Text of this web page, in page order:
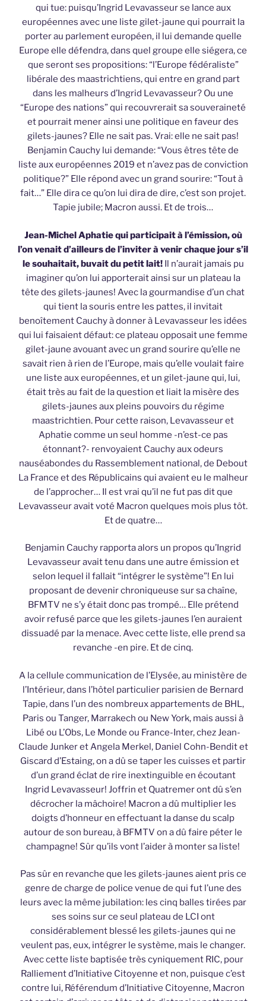
qui tue: puisqu’Ingrid Levavasseur se lance aux
européennes avec une liste gilet-jaune qui pourrait la
porter au parlement européen, il lui demande quelle
Europe elle défendra, dans quel groupe elle siégera, ce
que seront ses propositions: “l’Europe fédéraliste”
libérale des maastrichtiens, qui entre en grand part
dans les malheurs d’Ingrid Levavasseur? Ou une
“Europe des nations” qui recouvrerait sa souveraineté
et pourrait mener ainsi une politique en faveur des
gilets-jaunes? Elle ne sait pas. Vrai: elle ne sait pas!
Benjamin Cauchy lui demande: “Vous êtres tête de
liste aux européennes 2019 et n’avez pas de conviction
politique?” Elle répond avec un grand sourire: “Tout à
fait…” Elle dira ce qu’on lui dira de dire, c’est son projet.
Tapie jubile; Macron aussi. Et de trois…
Jean-Michel Aphatie qui participait à l’émission, où
l’on venait d’ailleurs de l’inviter à venir chaque jour s’il
le souhaitait, buvait du petit lait!Il n’aurait jamais pu
imaginer qu’on lui apporterait ainsi sur un plateau la
tête des gilets-jaunes! Avec la gourmandise d’un chat
qui tient la souris entre les pattes, il invitait
benoîtement Cauchy à donner à Levavasseur les idées
qui lui faisaient défaut: ce plateau opposait une femme
gilet-jaune avouant avec un grand sourire qu’elle ne
savait rien à rien de l’Europe, mais qu’elle voulait faire
une liste aux européennes, et un gilet-jaune qui, lui,
était très au fait de la question et liait la misère des
gilets-jaunes aux pleins pouvoirs du régime
maastrichtien. Pour cette raison, Levavasseur et
Aphatie comme un seul homme -n’est-ce pas
étonnant?- renvoyaient Cauchy aux odeurs
nauséabondes du Rassemblement national, de Debout
La France et des Républicains qui avaient eu le malheur
de l’approcher… Il est vrai qu’il ne fut pas dit que
Levavasseur avait voté Macron quelques mois plus tôt.
Et de quatre…
Benjamin Cauchy rapporta alors un propos qu’Ingrid
Levavasseur avait tenu dans une autre émission et
selon lequel il fallait “intégrer le système”! En lui
proposant de devenir chroniqueuse sur sa chaîne,
BFMTV ne s’y était donc pas trompé… Elle prétend
avoir refusé parce que les gilets-jaunes l’en auraient
dissuadé par la menace. Avec cette liste, elle prend sa
revanche -en pire. Et de cinq.
A la cellule communication de l’Elysée, au ministère de
l’Intérieur, dans l’hôtel particulier parisien de Bernard
Tapie, dans l’un des nombreux appartements de BHL,
Paris ou Tanger, Marrakech ou New York, mais aussi à
Libé ou L’Obs, Le Monde ou France-Inter, chez Jean-
Claude Junker et Angela Merkel, Daniel Cohn-Bendit et
Giscard d’Estaing, on a dû se taper les cuisses et partir
d’un grand éclat de rire inextinguible en écoutant
Ingrid Levavasseur! Joffrin et Quatremer ont dû s’en
décrocher la mâchoire! Macron a dû multiplier les
doigts d’honneur en effectuant la danse du scalp
autour de son bureau, à BFMTV on a dû faire péter le
champagne! Sûr qu’ils vont l’aider à monter sa liste!
Pas sûr en revanche que les gilets-jaunes aient pris ce
genre de charge de police venue de qui fut l’une des
leurs avec la même jubilation: les cinq balles tirées par
ses soins sur ce seul plateau de LCI ont
considérablement blessé les gilets-jaunes qui ne
veulent pas, eux, intégrer le système, mais le changer.
Avec cette liste baptisée très cyniquement RIC, pour
Ralliement d’Initiative Citoyenne et non, puisque c’est
contre lui, Référendum d’Initiative Citoyenne, Macron